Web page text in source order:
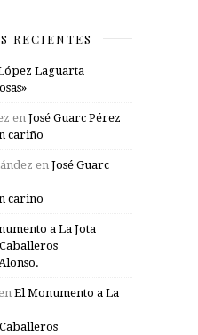
RECIENTES
Laguarta
en José Guarc Pérez
cariño
en José Guarc
cariño
a La Jota
en El Monumento a La